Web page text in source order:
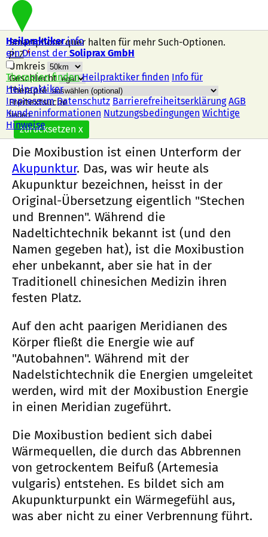
Heilpraktiker.info
ein Dienst der Soliprax GmbH
Therapien finden Heilpraktiker finden Info für
Heilpraktiker
Impressum Datenschutz Barrierefreiheitserklärung AGB
Kundeninformationen Nutzungsbedingungen Wichtige
Hinweise
Smartphone quer halten für mehr Such-Optionen.
PLZ *
Umkreis
Geschlecht
Therapie
Freitextsuche
zurücksetzen x
Nach dieser Therapie suchen
Moxibustion
Die Moxibustion ist einen Unterform der
Akupunktur. Das, was wir heute als
Akupunktur bezeichnen, heisst in der
Original-Übersetzung eigentlich "Stechen
und Brennen". Während die
Nadeltichtechnik bekannt ist (und den
Namen gegeben hat), ist die Moxibustion
eher unbekannt, aber sie hat in der
Traditionell chinesichen Medizin ihren
festen Platz.
Auf den acht paarigen Meridianen des
Körper fließt die Energie wie auf
"Autobahnen". Während mit der
Nadelstichtechnik die Energien umgeleitet
werden, wird mit der Moxibustion Energie
in einen Meridian zugeführt.
Die Moxibustion bedient sich dabei
Wärmequellen, die durch das Abbrennen
von getrockentem Beifuß (Artemesia
vulgaris) entstehen. Es bildet sich am
Akupunkturpunkt ein Wärmegefühl aus,
was aber nicht zu einer Verbrennung führt.